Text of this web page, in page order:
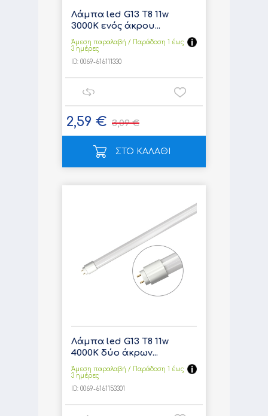
Λάμπα led G13 T8 11w
3000K ενός άκρου...
Άμεση παραλαβή / Παράδoση 1 έως
3 ημέρες
ID: 0069-616111330
2,59 € 3,09 €
ΣΤΟ ΚΑΛΑΘΙ
Λάμπα led G13 T8 11w
4000K δύο άκρων...
Άμεση παραλαβή / Παράδoση 1 έως
3 ημέρες
ID: 0069-6161153301